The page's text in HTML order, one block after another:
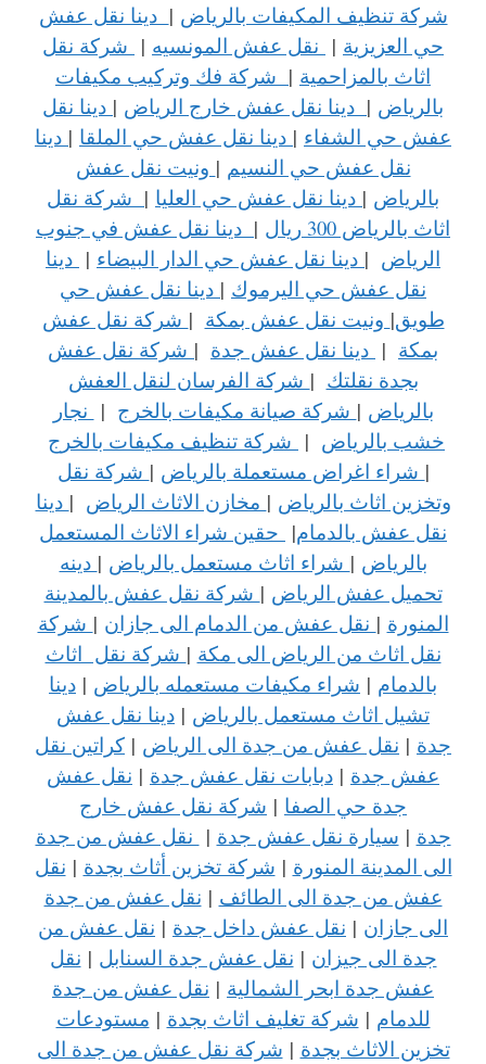
شركة تنظيف المكيفات بالرياض | دينا نقل عفش
حي العزيزية | نقل عفش المونسيه | شركة نقل
اثاث بالمزاحمية | شركة فك وتركيب مكيفات
بالرياض | دينا نقل عفش خارج الرياض | دينا نقل
عفش حي الشفاء | دينا نقل عفش حي الملقا | دينا
نقل عفش حي النسيم | ونيت نقل عفش
بالرياض | دينا نقل عفش حي العليا | شركة نقل
اثاث بالرياض 300 ريال
| دينا نقل عفش في جنوب
الرياض | دينا نقل عفش حي الدار البيضاء | دينا
نقل عفش حي اليرموك | دينا نقل عفش حي
طويق| ونيت نقل عفش بمكة | شركة نقل عفش
بمكة | دينا نقل عفش جدة | شركة نقل عفش
بجدة نقلتك | شركة الفرسان لنقل العفش
بالرياض | شركة صيانة مكيفات بالخرج | نجار
خشب بالرياض | شركة تنظيف مكيفات بالخرج
| شراء اغراض مستعملة بالرياض | شركة نقل
وتخزين اثاث بالرياض | مخازن الاثاث الرياض | دينا
نقل عفش بالدمام| حقين شراء الاثاث المستعمل
بالرياض | شراء اثاث مستعمل بالرياض | دينه
تحميل عفش الرياض | شركة نقل عفش بالمدينة
المنورة | نقل عفش من الدمام الى جازان | شركة
نقل اثاث من الرياض الى مكة | شركة نقل اثاث
بالدمام | شراء مكيفات مستعمله بالرياض | دينا
تشيل اثاث مستعمل بالرياض | دينا نقل عفش
جدة | نقل عفش من جدة الى الرياض | كراتين نقل
عفش جدة | دبابات نقل عفش جدة | نقل عفش
جدة حي الصفا | شركة نقل عفش خارج
جدة | سيارة نقل عفش جدة | نقل عفش من جدة
الى المدينة المنورة | شركة تخزين أثاث بجدة | نقل
عفش من جدة الى الطائف | نقل عفش من جدة
الى جازان | نقل عفش داخل جدة | نقل عفش من
جدة الى جيزان | نقل عفش جدة السنابل | نقل
عفش جدة ابحر الشمالية | نقل عفش من جدة
للدمام | شركة تغليف اثاث بجدة | مستودعات
تخزين الاثاث بجدة | شركة نقل عفش من جدة الى